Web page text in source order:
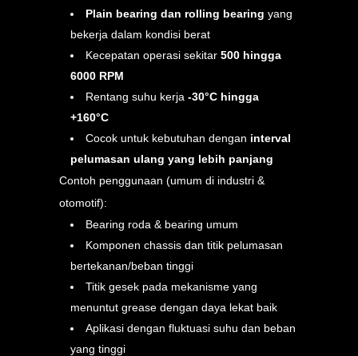
Plain bearing dan rolling bearing yang
bekerja dalam kondisi berat
Kecepatan operasi sekitar 500 hingga
6000 RPM
Rentang suhu kerja -30°C hingga
+160°C
Cocok untuk kebutuhan dengan interval
pelumasan ulang yang lebih panjang
Contoh penggunaan (umum di industri &
otomotif):
Bearing roda & bearing umum
Komponen chassis dan titik pelumasan
bertekanan/beban tinggi
Titik gesek pada mekanisme yang
menuntut grease dengan daya lekat baik
Aplikasi dengan fluktuasi suhu dan beban
yang tinggi